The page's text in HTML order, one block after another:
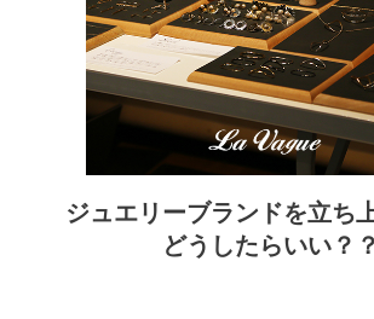
ジュエリーブランドを立ち
どうしたらいい？？